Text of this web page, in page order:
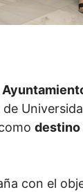
destino
con el